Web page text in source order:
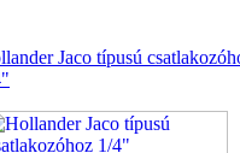
Jaco típusú